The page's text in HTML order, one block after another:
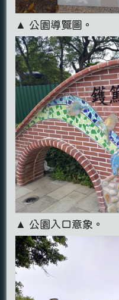
▲ 公園導覽圖。
▲ 公園入口意象。